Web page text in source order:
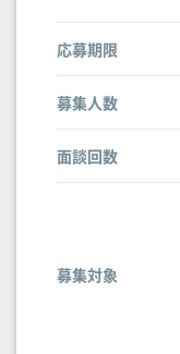
応募期限
募集人数
面談回数
募集対象